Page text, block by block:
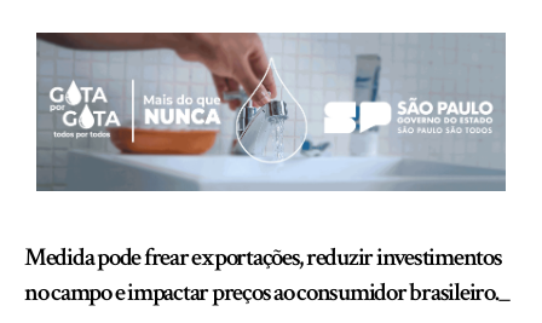
Medida pode frear exportações, reduzir investimentos
no campo e impactar preços ao consumidor brasileiro._